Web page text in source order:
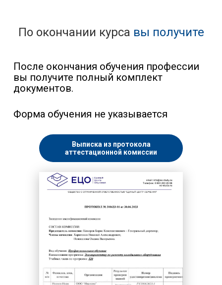
По окончании курса вы получите
После окончания обучения профессии
вы получите полный комплект
документов.
Форма обучения не указывается
Выписка из протокола
аттестационной комиссии